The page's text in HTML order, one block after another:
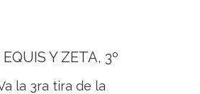
Y ZETA, 3º
la 3ra tira de la